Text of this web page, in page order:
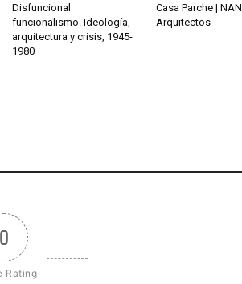
Disfuncional
funcionalismo. Ideología,
arquitectura y crisis, 1945-
1980
Casa Parche | NAN
Arquitectos
0
Rating